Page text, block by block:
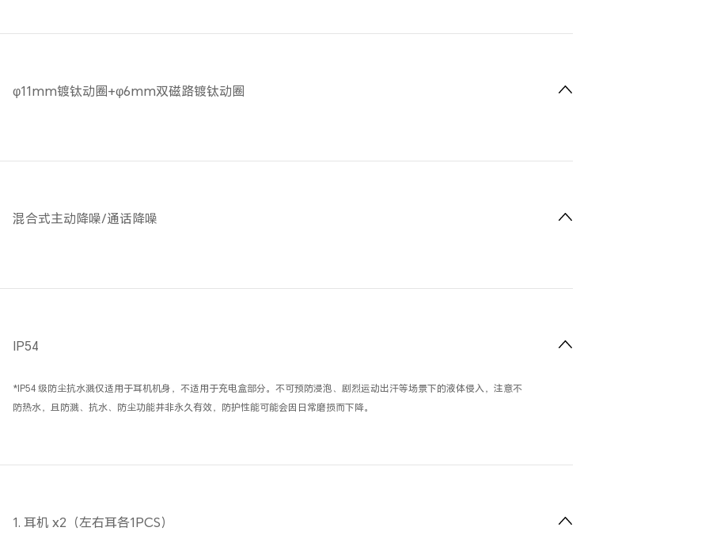
φ11mm镀钛动圈+φ6mm双磁路镀钛动圈
混合式主动降噪/通话降噪
IP54
*IP54 级防尘抗水溅仅适用于耳机机身，不适用于充电盒部分。不可预防浸泡、剧烈运动出汗等场景下的液体侵入，注意不
防热水，且防溅、抗水、防尘功能并非永久有效，防护性能可能会因日常磨损而下降。
1. 耳机 x2（左右耳各1PCS）